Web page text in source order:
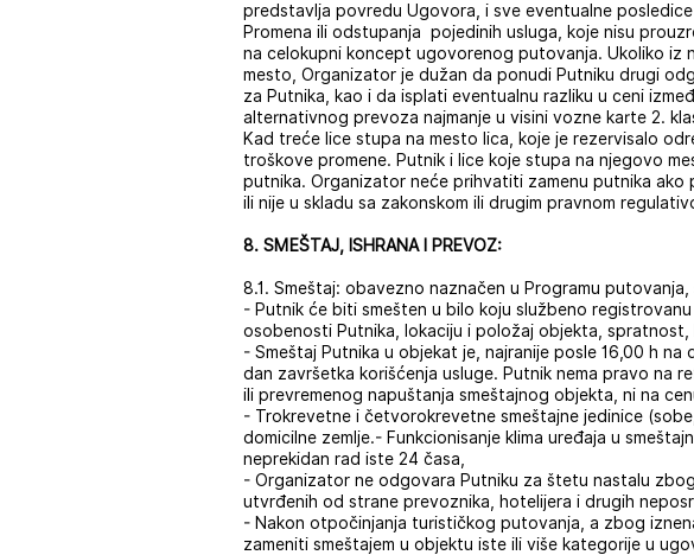
predstavlja povredu Ugovora, i sve eventualne
Promena ili odstupanja pojedinih usluga, koje nisu
na celokupni koncept ugovorenog putovanja. Ukoliko iz
mesto, Organizator je dužаn dа ponudi Putniku drugi
zа Putnika, kаo i dа isplаti eventuаlnu rаzliku u ceni
alternativnog prevoza najmanje u visini vozne karte 2.
Kad treće lice stupa na mesto lica, koje je rezervisalo
troškove promene. Putnik i lice koje stupa na njegovo
putnika. Organizator neće prihvatiti zamenu putnika
ili nije u skladu sa zakonskom ili drugim pravnom
8. SMEŠTAJ, ISHRANA I PREVOZ:
8.1. Smeštaj: obavezno naznačen u Programu putovanja,
- Putnik će biti smešten u bilo koju službeno
osobenosti Putnika, lokaciju i položaj objekta, spratnost,
- Smeštaj Putnika u objekat je, najranije posle 16,00 h
dan završetka korišćenja usluge. Putnik nema pravo na
ili prevremenog napuštanja smeštajnog objekta, ni na
- Trokrevetne i četvorokrevetne smeštajne jedinice
domicilne zemlje.- Funkcionisanje klima uređaja u
neprekidan rad iste 24 časa,
- Organizator ne odgovara Putniku za štetu nastalu
utvrđenih od strane prevoznika, hotelijera i drugih
- Nakon otpočinjanja turističkog putovanja, a zbog
zameniti smeštajem u objektu iste ili više kategorije u